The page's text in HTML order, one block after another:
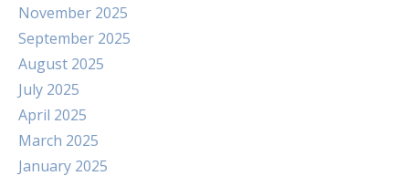
November 2025
September 2025
August 2025
July 2025
April 2025
March 2025
January 2025